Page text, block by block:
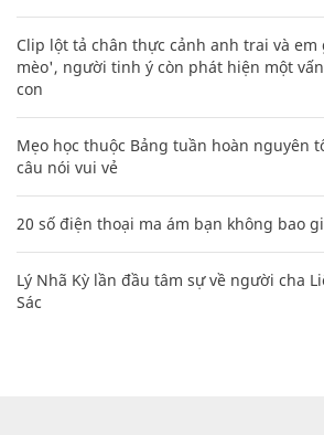
Clip lột tả chân thực cảnh anh trai và
mèo', người tinh ý còn phát hiện một
con
Mẹo học thuộc Bảng tuần hoàn nguyên
câu nói vui vẻ
20 số điện thoại ma ám bạn không bao
Lý Nhã Kỳ lần đầu tâm sự về người cha
Sác